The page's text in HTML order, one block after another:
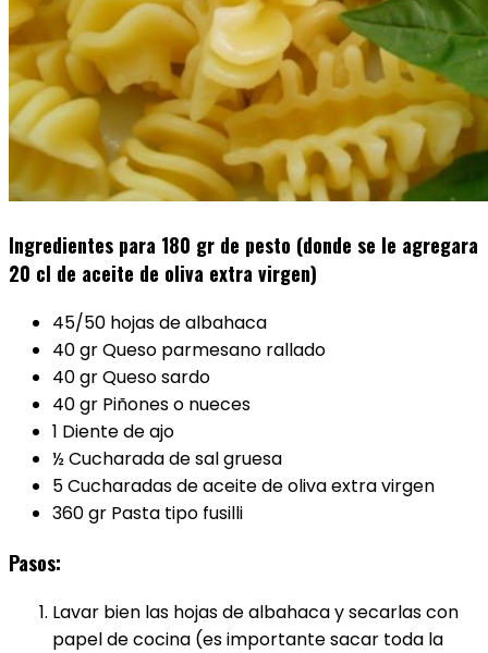
Ingredientes para 180 gr de pesto (donde se le agregara
20 cl de aceite de oliva extra virgen)
45/50 hojas de albahaca
40 gr Queso parmesano rallado
40 gr Queso sardo
40 gr Piñones o nueces
1 Diente de ajo
½ Cucharada de sal gruesa
5 Cucharadas de aceite de oliva extra virgen
360 gr Pasta tipo fusilli
Pasos:
Lavar bien las hojas de albahaca y secarlas con
papel de cocina (es importante sacar toda la